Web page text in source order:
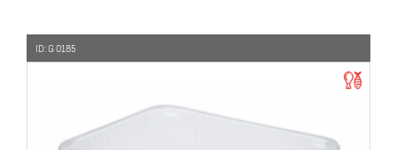
ID: G 0185